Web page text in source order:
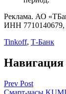
Реклама. АО
ИНН 7710140679,
Tinkoff, Т-Банк
Навигация
Prev Post
Смарт-часы